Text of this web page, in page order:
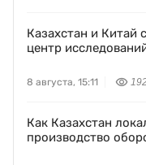
Казахстан и Китай
центр
8 августа, 15:11
Как Казахстан
производство